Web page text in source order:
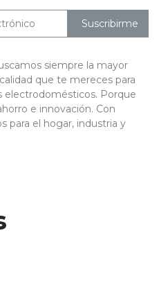
Suscribirme
siempre la mayor
que te mereces para
electrodomésticos. Porque
e innovación. Con
para el hogar, industria y